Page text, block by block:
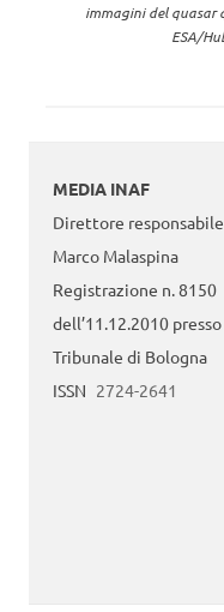
immagini del quasar
ESA/
MEDIA INAF
Direttore
Marco Malaspina
Registrazione n. 8150
dell’11.12.2010
Tribunale di Bologna
ISSN 2724-2641